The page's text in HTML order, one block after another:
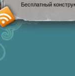
Бесплатный